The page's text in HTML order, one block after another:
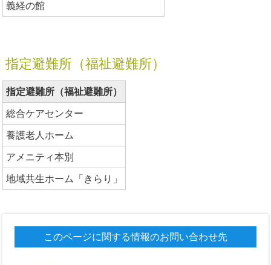
義経の館
指定避難所（福祉避難所）
指定避難所（福祉避難所）
総合ケアセンター
養護老人ホーム
アメニティ本別
地域共生ホーム「きらり」
このページに関する情報のお問い合わせ先